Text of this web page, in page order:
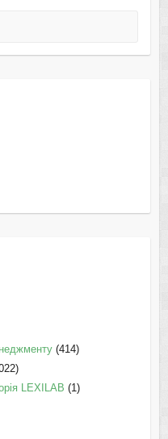
(414)
LEXILAB (1)